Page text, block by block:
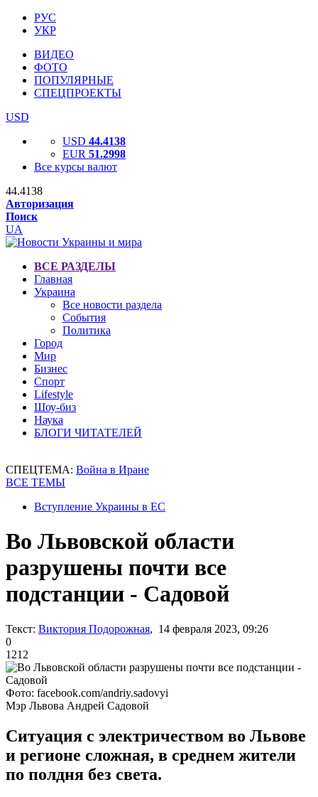
РУС
УКР
ВИДЕО
ФОТО
ПОПУЛЯРНЫЕ
СПЕЦПРОЕКТЫ
USD
USD 44.4138
EUR 51.2998
Все курсы валют
44.4138
Авторизация
Поиск
UA
ВСЕ РАЗДЕЛЫ
Главная
Украина
Все новости раздела
События
Политика
Город
Мир
Бизнес
Спорт
Lifestyle
Шоу-биз
Наука
БЛОГИ ЧИТАТЕЛЕЙ
СПЕЦТЕМА: Война в Иране
ВСЕ ТЕМЫ
Вступление Украины в ЕС
Во Львовской области
разрушены почти все
подстанции - Садовой
Текст: Виктория Подорожная, 14 февраля 2023, 09:26
0
1212
Фото: facebook.com/andriy.sadovyi
Мэр Львова Андрей Садовой
Ситуация с электричеством во Львове
и регионе сложная, в среднем жители
по полдня без света.